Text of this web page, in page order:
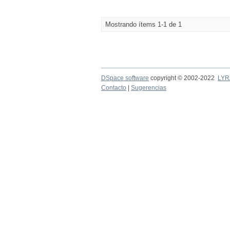
Mostrando ítems 1-1 de 1
DSpace software copyright © 2002-2022
Contacto
Sugerencias